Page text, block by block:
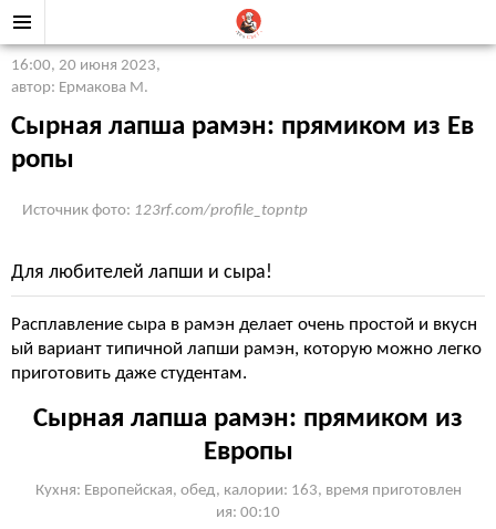
16:00, 20 июня 2023,
автор: Ермакова М.
Сырная лапша рамэн: прямиком из Ев
ропы
Источник фото: 123rf.com/profile_topntp
Для любителей лапши и сыра!
Расплавление сыра в рамэн делает очень простой и вкусн
ый вариант типичной лапши рамэн, которую можно легко
приготовить даже студентам.
Сырная лапша рамэн: прямиком из
Европы
Кухня: Европейская, обед, калории: 163, время приготовлен
ия: 00:10